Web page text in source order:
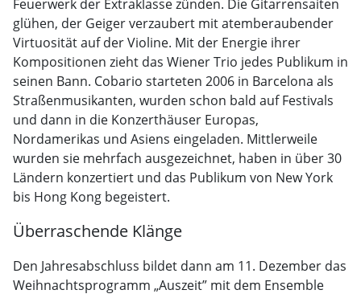
Feuerwerk der Extraklasse zünden. Die Gitarrensaiten
glühen, der Geiger verzaubert mit atemberaubender
Virtuosität auf der Violine. Mit der Energie ihrer
Kompositionen zieht das Wiener Trio jedes Publikum in
seinen Bann. Cobario starteten 2006 in Barcelona als
Straßenmusikanten, wurden schon bald auf Festivals
und dann in die Konzerthäuser Europas,
Nordamerikas und Asiens eingeladen. Mittlerweile
wurden sie mehrfach ausgezeichnet, haben in über 30
Ländern konzertiert und das Publikum von New York
bis Hong Kong begeistert.
Überraschende Klänge
Den Jahresabschluss bildet dann am 11. Dezember das
Weihnachtsprogramm „Auszeit” mit dem Ensemble